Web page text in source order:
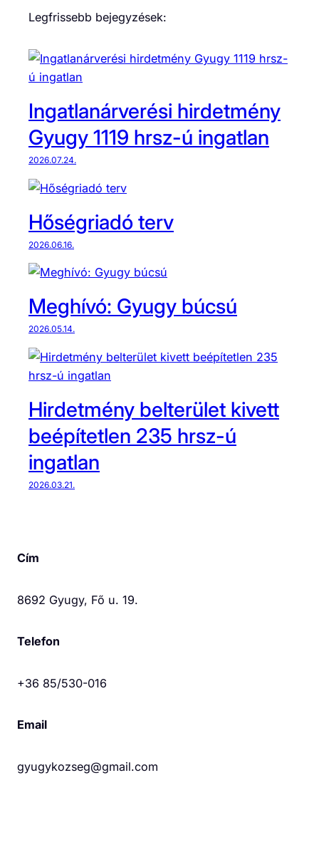
Legfrissebb bejegyzések:
Ingatlanárverési hirdetmény
Gyugy 1119 hrsz-ú ingatlan
2026.07.24.
Hőségriadó terv
2026.06.16.
Meghívó: Gyugy búcsú
2026.05.14.
Hirdetmény belterület kivett
beépítetlen 235 hrsz-ú
ingatlan
2026.03.21.
Cím
8692 Gyugy, Fő u. 19.
Telefon
+36 85/530-016
Email
gyugykozseg@gmail.com